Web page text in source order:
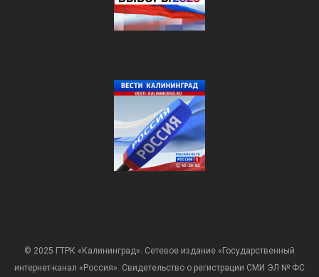
© 2025 ГТРК «Калининград». Сетевое издание «Государственный
интернет-канал «Россия». Свидетельство о регистрации СМИ ЭЛ № ФС